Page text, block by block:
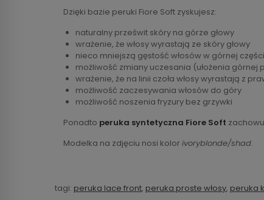
Dzięki bazie peruki Fiore Soft zyskujesz:
naturalny prześwit skóry na górze głowy
wrażenie, że włosy wyrastają ze skóry głowy
nieco mniejszą gęstość włosów w górnej części
możliwość zmiany uczesania (ułożenia górnej
wrażenie, że na linii czoła włosy wyrastają z
możliwość zaczesywania włosów do góry
możliwość noszenia fryzury bez grzywki
Ponadto peruka syntetyczna Fiore Soft
Modelka na zdjęciu nosi kolor ivoryblonde/shad.
tagi: peruka lace front, peruka proste włosy, peruka